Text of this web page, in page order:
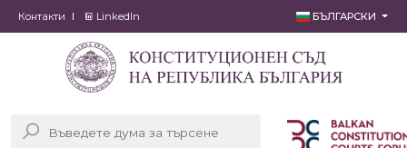
Контакти LinkedIn БЪЛГАРСКИ